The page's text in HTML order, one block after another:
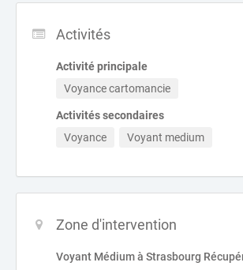
Activités
Activité principale
Voyance cartomancie
Activités secondaires
Voyance
Voyant medium
Zone d'intervention
Voyant Médium à Strasbourg